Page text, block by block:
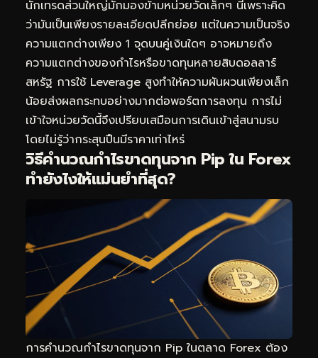
นักเทรดส่วนใหญ่มักมองข้ามหน่วยวัดเล็กๆ นี้เพราะคิด
ว่ามันเป็นเพียงรายละเอียดปลีกย่อย แต่ในความเป็นจริง
ความแตกต่างเพียง 1 จุดบนคู่เงินใดๆ อาจหมายถึง
ความแตกต่างของกำไรหรือขาดทุนหลายสิบดอลลาร์
สหรัฐ การใช้ Leverage สูงทำให้ความผันผวนเพียงเล็ก
น้อยส่งผลกระทบอย่างมากต่อพอร์ตการลงทุน การไม่
เข้าใจหน่วยวัดนี้จึงเปรียบเสมือนการเดินเข้าสู่สนามรบ
โดยไม่รู้ว่ากระสุนปืนมีราคาเท่าไหร่
วิธีคำนวณกำไรขาดทุนจาก Pip ใน Forex
ทำยังไงให้แม่นยำที่สุด?
การคำนวณกำไรขาดทุนจาก Pip ในตลาด Forex ต้อง